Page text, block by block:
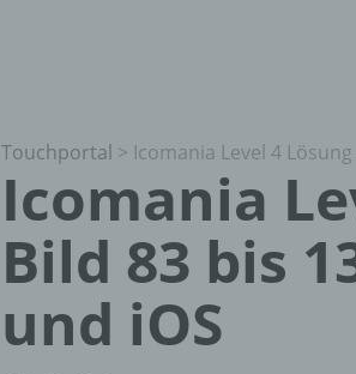
Touchportal > Icomania Level 4
Icomania
Bild 83 bis
und iOS